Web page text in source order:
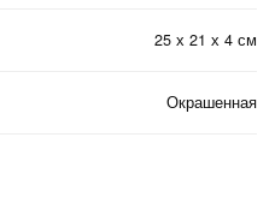
25 х 21 х 4 см
Окрашенная